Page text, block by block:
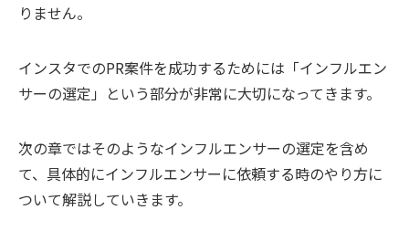
りません。
インスタでのPR案件を成功するためには「インフルエン
サーの選定」という部分が非常に大切になってきます。
次の章ではそのようなインフルエンサーの選定を含め
て、具体的にインフルエンサーに依頼する時のやり方に
ついて解説していきます。